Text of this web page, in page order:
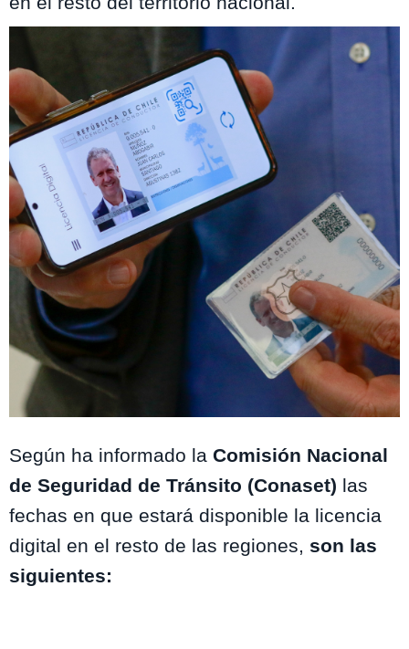
Según ha informado la Comisión Nacional
de Seguridad de Tránsito (Conaset) las
fechas en que estará disponible la licencia
digital en el resto de las regiones, son las
siguientes: